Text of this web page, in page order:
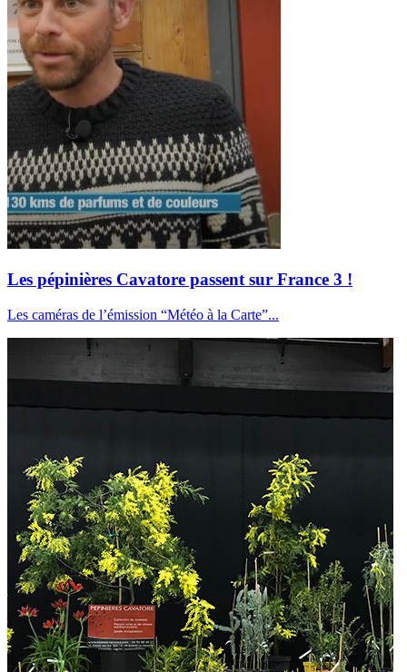
Les pépinières Cavatore passent sur France 3 !
Les caméras de l’émission “Météo à la Carte”...